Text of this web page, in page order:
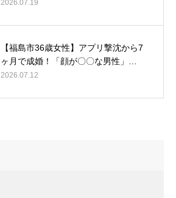
2026.07.19
【福島市36歳女性】アプリ撃沈から7
ヶ月で成婚！「顔が〇〇な男性」…
2026.07.12